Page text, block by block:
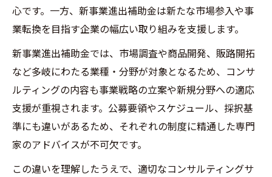
心です。一方、新事業進出補助金は新たな市場参入や事
業転換を目指す企業の幅広い取り組みを支援します。
新事業進出補助金では、市場調査や商品開発、販路開拓
など多岐にわたる業種・分野が対象となるため、コンサ
ルティングの内容も事業戦略の立案や新規分野への適応
支援が重視されます。公募要領やスケジュール、採択基
準にも違いがあるため、それぞれの制度に精通した専門
家のアドバイスが不可欠です。
この違いを理解したうえで、適切なコンサルティングサ